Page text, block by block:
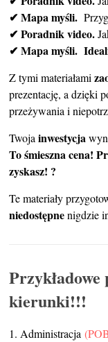
✔ Mapa myśli.
✔ Poradnik video.
✔ Mapa myśli.
Z tymi materiałami
prezentację, a dzięki
przeżywania i
Twojainwestycja
To śmieszna cena!
zyskasz! ?
Te materiały
niedostępnenigdzie
kierunki!!!
1. Administracja